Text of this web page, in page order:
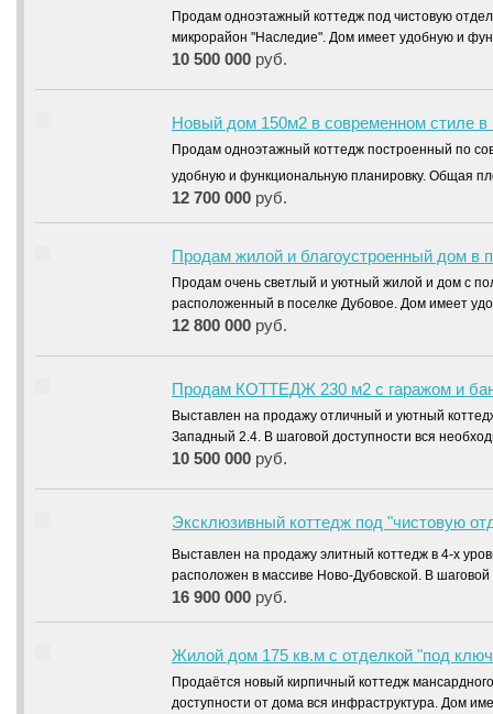
Продам одноэтажный коттедж под чистовую
микрорайон "Наследие". Дом имеет удобную и
10 500 000 руб.
Новый дом 150м2 в современном стиле в
Продам одноэтажный коттедж построенный по
удобную и функциональную планировку. Общая
12 700 000 руб.
Продам жилой и благоустроенный дом в
Продам очень светлый и уютный жилой и дом с
расположенный в поселке Дубовое. Дом имеет
12 800 000 руб.
Продам КОТТЕДЖ 230 м2 с гаражом и
Выставлен на продажу отличный и уютный
Западный 2.4. В шаговой доступности вся
10 500 000 руб.
Эксклюзивный коттедж под "чистовую
Выставлен на продажу элитный коттедж в 4-х
расположен в массиве Ново-Дубовской. В
16 900 000 руб.
Жилой дом 175 кв.м с отделкой "под
Продаётся новый кирпичный коттедж
доступности от дома вся инфраструктура. Дом